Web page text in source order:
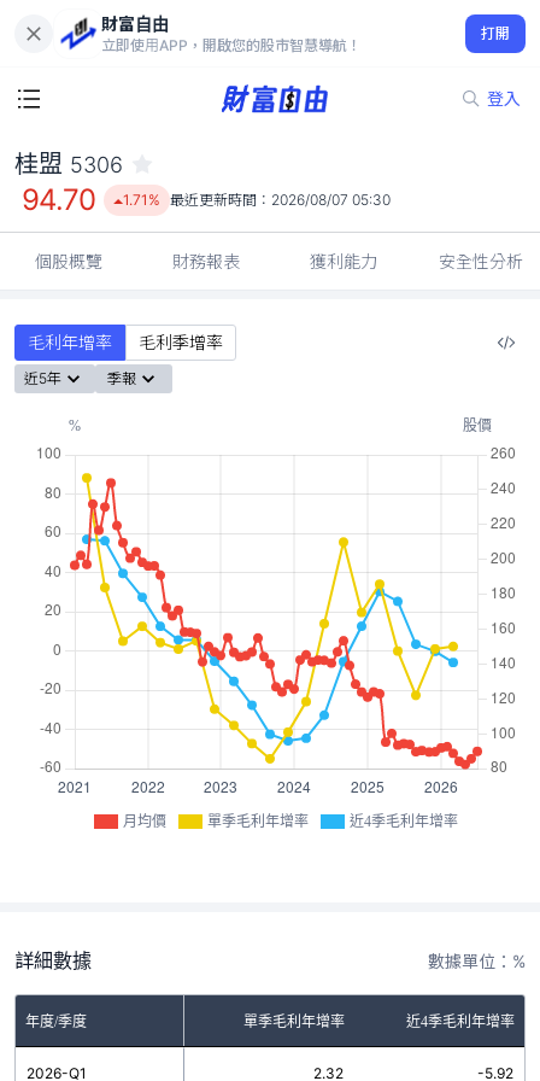
財富自由
立即使用APP，開啟您的股市智慧導航！
打開
登入
94.70
1.71%
桂盟 5306
94.70 1.71% 最近更新時間： 2026/08/07 05:30
個股概覽 財務報表 獲利能力 安全性分析
毛利年增率 毛利季增率
近5年 季報
月均價 單季毛利年增率 近4季毛利年增率
詳細數據 數據單位：%
年度/季度 單季毛利年增率 近4季毛利年增率
2026-Q1 2.32 -5.92